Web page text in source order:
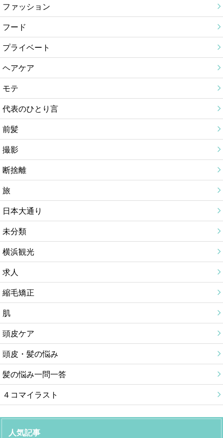
ファッション
フード
プライベート
ヘアケア
モテ
代表のひとり言
前髪
撮影
断捨離
旅
日本大通り
未分類
横浜観光
求人
縮毛矯正
肌
頭皮ケア
頭皮・髪の悩み
髪の悩み一問一答
４コマイラスト
人気記事